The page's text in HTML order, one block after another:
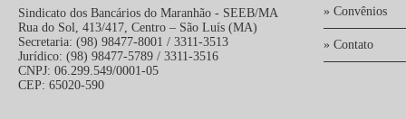
Sindicato dos Bancários do Maranhão - SEEB/MA
Rua do Sol, 413/417, Centro – São Luís (MA)
Secretaria: (98) 98477-8001 / 3311-3513
Jurídico: (98) 98477-5789 / 3311-3516
CNPJ: 06.299.549/0001-05
CEP: 65020-590
» Convênios
» Contato